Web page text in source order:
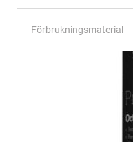
Förbrukningsmaterial